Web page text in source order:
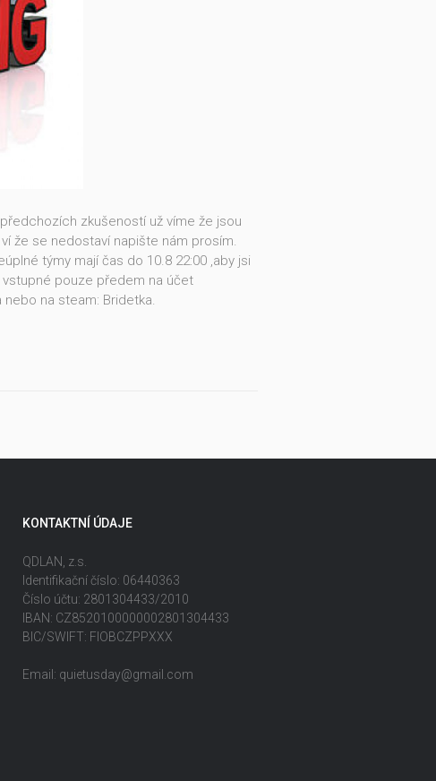
předchozích zkušeností už víme že jsou
že se nedostaví napište nám prosím.
týmy mají čas do 10.8 22:00 ,aby jsi
pouze předem na účet
na steam: Bridetka.
KONTAKTNÍ ÚDAJE
QDLAN, z.s.
Identifikační číslo: 06440363
Číslo účtu: 2801304433/2010
IBAN: CZ8520100000002801304433
BIC/SWIFT: FIOBCZPPXXX
Email: quietusday@gmail.com